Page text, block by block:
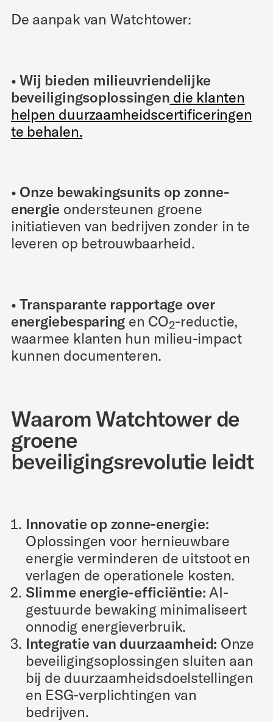
De aanpak van Watchtower:
• Wij bieden milieuvriendelijke
beveiligingsoplossingen die klanten
helpen duurzaamheidscertificeringen
te behalen.
• Onze bewakingsunits op zonne-
energie ondersteunen groene
initiatieven van bedrijven zonder in te
leveren op betrouwbaarheid.
• Transparante rapportage over
energiebesparing en CO₂-reductie,
waarmee klanten hun milieu-impact
kunnen documenteren.
Waarom Watchtower de
groene
beveiligingsrevolutie leidt
Innovatie op zonne-energie:
Oplossingen voor hernieuwbare
energie verminderen de uitstoot en
verlagen de operationele kosten.
Slimme energie-efficiëntie: AI-
gestuurde bewaking minimaliseert
onnodig energieverbruik.
Integratie van duurzaamheid: Onze
beveiligingsoplossingen sluiten aan
bij de duurzaamheidsdoelstellingen
en ESG-verplichtingen van
bedrijven.